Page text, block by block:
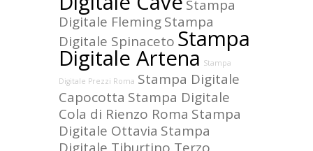
Stampa
Digitale FlemingStampa
Digitale Spinaceto Stampa
Digitale Artena Stampa
Digitale Prezzi Roma Stampa Digitale
Capocotta Stampa Digitale
Cola di Rienzo Roma Stampa
Digitale Ottavia Stampa